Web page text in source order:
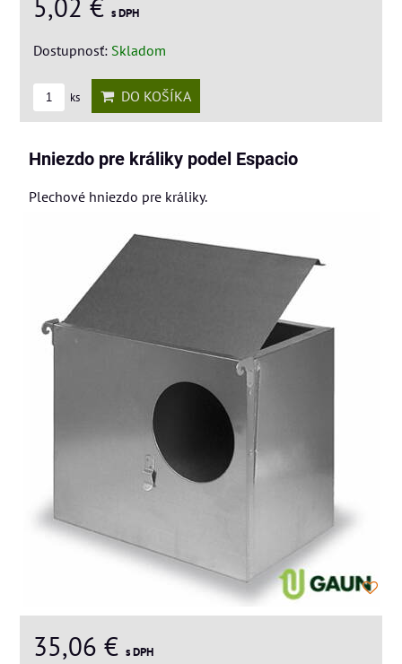
5,02 € s DPH
Dostupnosť: Skladom
ks DO KOŠÍKA
Hniezdo pre králiky podel Espacio
Plechové hniezdo pre králiky.
35,06 € s DPH